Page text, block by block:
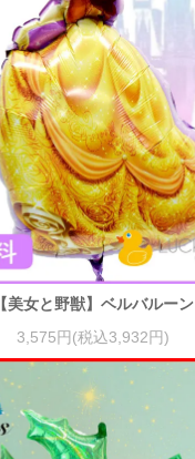
【美女と野獣】ベルバルーン
3,575円(税込3,932円)